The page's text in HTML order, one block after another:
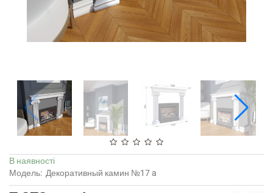
В наявності
Модель: Декоративный камин №17 a